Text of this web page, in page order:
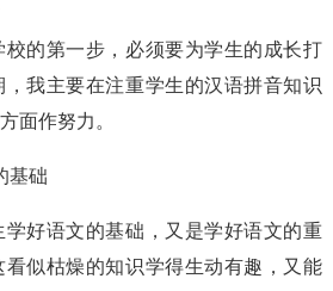
的第一步，必须要为学生的成长打
我主要在注重学生的汉语拼音知识
面作努力。
基础
好语文的基础，又是学好语文的重
看似枯燥的知识学得生动有趣，又能